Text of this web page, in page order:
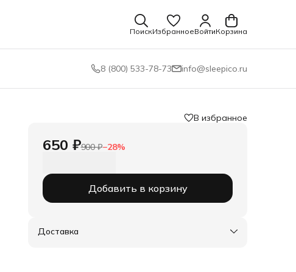
ПоискИзбранноеВойтиКорзина
8 (800) 533-78-73 info@sleepico.ru
В избранное
650 ₽900 ₽−28%
Добавить в корзину
Доставка